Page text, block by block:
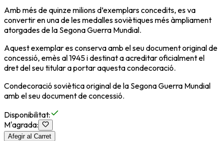
Amb més de quinze milions d’exemplars concedits, es va
convertir en una de les medalles soviètiques més àmpliament
atorgades de la Segona Guerra Mundial.
Aquest exemplar es conserva amb el seu document original de
concessió, emès al 1945 i destinat a acreditar oficialment el
dret del seu titular a portar aquesta condecoració.
Condecoració soviètica original de la Segona Guerra Mundial
amb el seu document de concessió.
Disponibilitat:
M'agrada:
Afegir al Carret